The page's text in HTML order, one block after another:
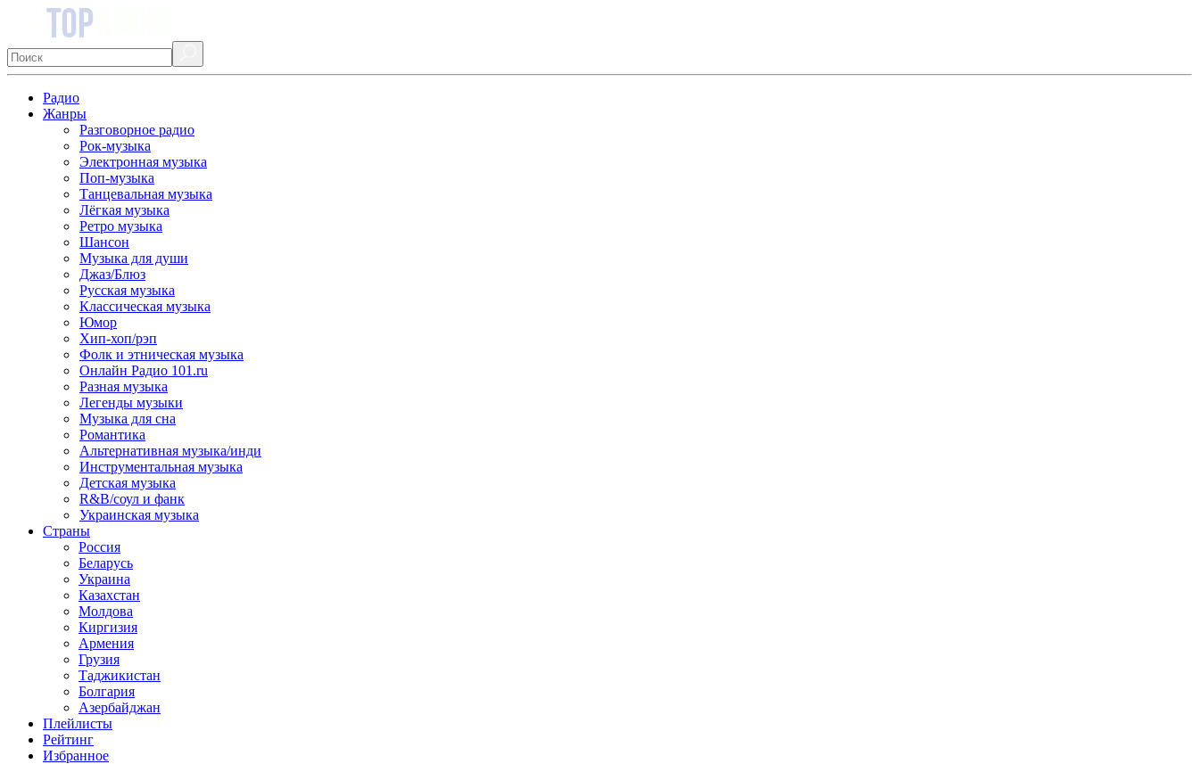
Радио
Жанры
Разговорное радио
Рок-музыка
Электронная музыка
Поп-музыка
Танцевальная музыка
Лёгкая музыка
Ретро музыка
Шансон
Музыка для души
Джаз/Блюз
Русская музыка
Классическая музыка
Юмор
Хип-хоп/рэп
Фолк и этническая музыка
Онлайн Радио 101.ru
Разная музыка
Легенды музыки
Музыка для сна
Романтика
Альтернативная музыка/инди
Инструментальная музыка
Детская музыка
R&B/cоул и фанк
Украинская музыка
Страны
Россия
Беларусь
Украина
Казахстан
Молдова
Киргизия
Армения
Грузия
Таджикистан
Болгария
Азербайджан
Плейлисты
Рейтинг
Избранное